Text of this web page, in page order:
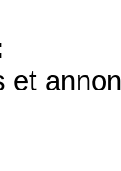
et